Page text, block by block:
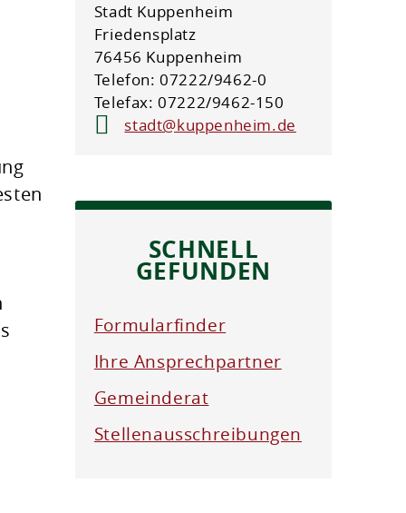
Stadt Kuppenheim
Friedensplatz
76456 Kuppenheim
Telefon: 07222/9462-0
Telefax: 07222/9462-150
stadt@kuppenheim.de
SCHNELL
GEFUNDEN
Formularfinder
Ihre Ansprechpartner
Gemeinderat
Stellenausschreibungen